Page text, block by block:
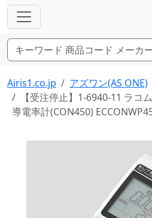
Airis1.co.jp
アズワン(AS ONE)
【受注停止】1-6940-11 ラコ
導電率計(CON450)